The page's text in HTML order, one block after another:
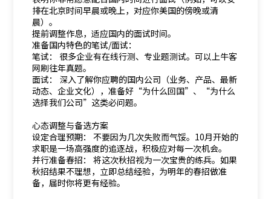
排在北京时间早晨或晚上，对应你美国的傍晚或清
晨）。
提前调整作息，适应国内的面试时间。
准备国内特色的笔试/面试：
笔试： 很多企业有在线行测、专业题测试。可以上牛客
网刷往年真题。
面试： 深入了解你应聘的国内公司（业务、产品、最新
动态、企业文化），准备好“为什么回国”、“为什么
选择我们公司”这类必问题。
心态调整与备选方案
设定合理预期： 不要因为几次失败而气馁。10月开始的
求职是一场高强度的追逐战，积极应对每一次机会。
并行准备春招： 将这次秋招视为一次宝贵的练兵。如果
秋招结果不理想，立即总结经验，为明年的春招做准
备，届时你将更有经验。